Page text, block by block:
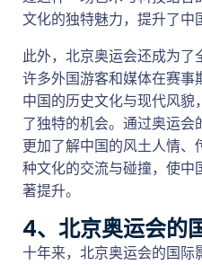
文化的独特魅力，提升了中
此外，北京奥运会还成为了
许多外国游客和媒体在赛事
中国的历史文化与现代风貌
了独特的机会。通过奥运会
更加了解中国的风土人情、
种文化的交流与碰撞，使中
著提升。
4、北京奥运会的
十年来，北京奥运会的国际